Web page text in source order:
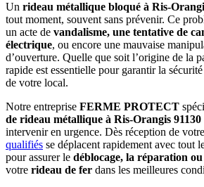
Un rideau métallique bloqué à Ris-
tout moment, souvent sans prévenir. Ce
un acte de vandalisme, une tentative de
électrique, ou encore une mauvaise
d’ouverture. Quelle que soit l’origine de la
rapide est essentielle pour garantir la
de votre local.
Notre entreprise FERME PROTECT
de rideau métallique à Ris-Orangis 91130
intervenir en urgence. Dès réception de
qualifiés se déplacent rapidement avec tout
pour assurer le déblocage, la réparation
votre rideau de fer dans les meilleures